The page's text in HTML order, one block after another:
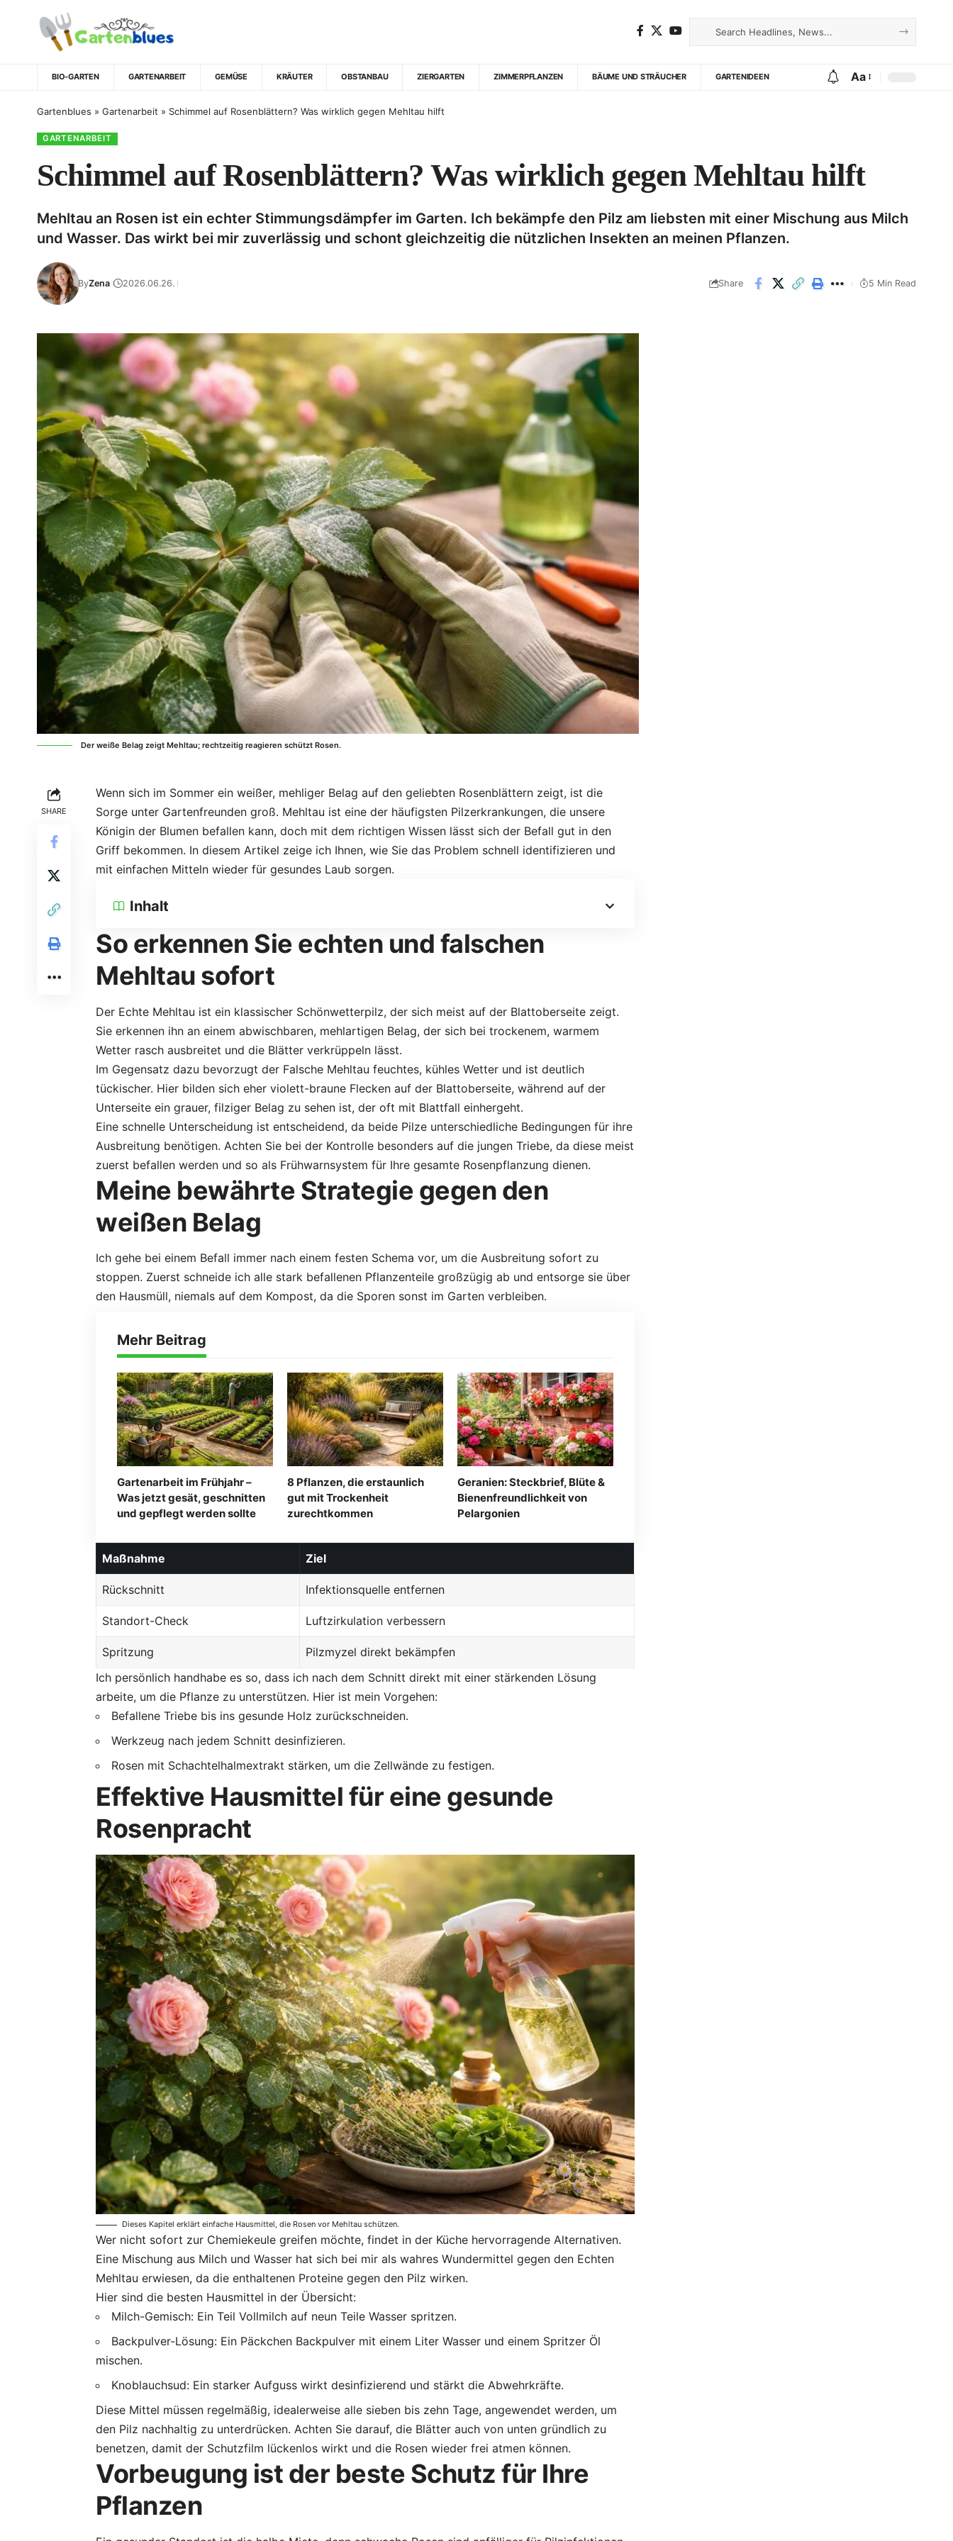
BIO-GARTEN GARTENARBEIT GEMÜSE KRÄUTER OBSTANBAU ZIERGARTEN ZIMMERPFLANZEN BÄUME UND STRÄUCHER GARTENIDEEN Aa
Gartenblues » Gartenarbeit » Schimmel auf Rosenblättern? Was wirklich gegen Mehltau hilft
GARTENARBEIT
Schimmel auf Rosenblättern? Was wirklich gegen Mehltau hilft
Mehltau an Rosen ist ein echter Stimmungsdämpfer im Garten. Ich bekämpfe den Pilz am liebsten mit einer Mischung aus Milch
und Wasser. Das wirkt bei mir zuverlässig und schont gleichzeitig die nützlichen Insekten an meinen Pflanzen.
ByZena 2026.06.26. Share 5 Min Read
Der weiße Belag zeigt Mehltau; rechtzeitig reagieren schützt Rosen.
SHARE
Wenn sich im Sommer ein weißer, mehliger Belag auf den geliebten Rosenblättern zeigt, ist die
Sorge unter Gartenfreunden groß. Mehltau ist eine der häufigsten Pilzerkrankungen, die unsere
Königin der Blumen befallen kann, doch mit dem richtigen Wissen lässt sich der Befall gut in den
Griff bekommen. In diesem Artikel zeige ich Ihnen, wie Sie das Problem schnell identifizieren und
mit einfachen Mitteln wieder für gesundes Laub sorgen.
Inhalt
So erkennen Sie echten und falschen
Mehltau sofort
Der Echte Mehltau ist ein klassischer Schönwetterpilz, der sich meist auf der Blattoberseite zeigt.
Sie erkennen ihn an einem abwischbaren, mehlartigen Belag, der sich bei trockenem, warmem
Wetter rasch ausbreitet und die Blätter verkrüppeln lässt.
Im Gegensatz dazu bevorzugt der Falsche Mehltau feuchtes, kühles Wetter und ist deutlich
tückischer. Hier bilden sich eher violett-braune Flecken auf der Blattoberseite, während auf der
Unterseite ein grauer, filziger Belag zu sehen ist, der oft mit Blattfall einhergeht.
Eine schnelle Unterscheidung ist entscheidend, da beide Pilze unterschiedliche Bedingungen für ihre
Ausbreitung benötigen. Achten Sie bei der Kontrolle besonders auf die jungen Triebe, da diese meist
zuerst befallen werden und so als Frühwarnsystem für Ihre gesamte Rosenpflanzung dienen.
Meine bewährte Strategie gegen den
weißen Belag
Ich gehe bei einem Befall immer nach einem festen Schema vor, um die Ausbreitung sofort zu
stoppen. Zuerst schneide ich alle stark befallenen Pflanzenteile großzügig ab und entsorge sie über
den Hausmüll, niemals auf dem Kompost, da die Sporen sonst im Garten verbleiben.
Mehr Beitrag
Gartenarbeit im Frühjahr –
Was jetzt gesät, geschnitten
und gepflegt werden sollte
8 Pflanzen, die erstaunlich
gut mit Trockenheit
zurechtkommen
Geranien: Steckbrief, Blüte &
Bienenfreundlichkeit von
Pelargonien
Maßnahme Ziel
Rückschnitt Infektionsquelle entfernen
Standort-Check Luftzirkulation verbessern
Spritzung
Pilzmyzel direkt bekämpfen
Ich persönlich handhabe es so, dass ich nach dem Schnitt direkt mit einer stärkenden Lösung
arbeite, um die Pflanze zu unterstützen. Hier ist mein Vorgehen:
Befallene Triebe bis ins gesunde Holz zurückschneiden.
Werkzeug nach jedem Schnitt desinfizieren.
Rosen mit Schachtelhalmextrakt stärken, um die Zellwände zu festigen.
Effektive Hausmittel für eine gesunde
Rosenpracht
Dieses Kapitel erklärt einfache Hausmittel, die Rosen vor Mehltau schützen.
Wer nicht sofort zur Chemiekeule greifen möchte, findet in der Küche hervorragende Alternativen.
Eine Mischung aus Milch und Wasser hat sich bei mir als wahres Wundermittel gegen den Echten
Mehltau erwiesen, da die enthaltenen Proteine gegen den Pilz wirken.
Hier sind die besten Hausmittel in der Übersicht:
Milch-Gemisch: Ein Teil Vollmilch auf neun Teile Wasser spritzen.
Backpulver-Lösung: Ein Päckchen Backpulver mit einem Liter Wasser und einem Spritzer Öl
mischen.
Knoblauchsud: Ein starker Aufguss wirkt desinfizierend und stärkt die Abwehrkräfte.
Diese Mittel müssen regelmäßig, idealerweise alle sieben bis zehn Tage, angewendet werden, um
den Pilz nachhaltig zu unterdrücken. Achten Sie darauf, die Blätter auch von unten gründlich zu
benetzen, damit der Schutzfilm lückenlos wirkt und die Rosen wieder frei atmen können.
Vorbeugung ist der beste Schutz für Ihre
Pflanzen